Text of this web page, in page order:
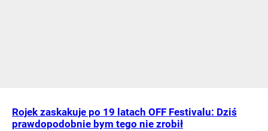
Rojek zaskakuje po 19 latach OFF Festivalu: Dziś
prawdopodobnie bym tego nie zrobił